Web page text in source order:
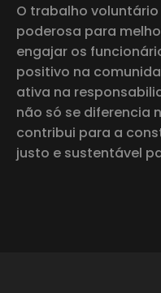
O trabalho
poderosa para
engajar os
positivo na
ativa na
não só se diferencia
contribui para a
justo e sustentável